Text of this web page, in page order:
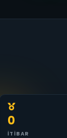
0
İTIBAR